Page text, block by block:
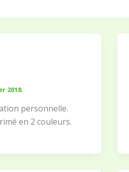
2018
personnelle.
en 2 couleurs.